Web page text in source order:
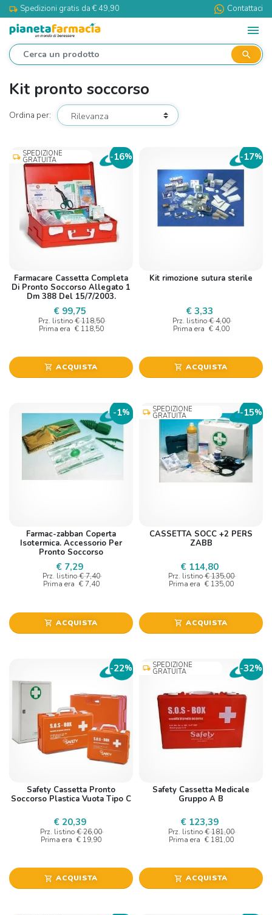
local_shipping Spedizioni gratis da € 49,90 Contattaci
menu
search
Kit pronto soccorso
Ordina per:
local_shipping SPEDIZIONE
GRATUITA -16%
Farmacare Cassetta Completa
Di Pronto Soccorso Allegato 1
Dm 388 Del 15/7/2003.
€ 99,75
Prz. listino € 118,50
Prima era € 118,50
shopping_cart ACQUISTA
-17%
Kit rimozione sutura sterile
€ 3,33
Prz. listino € 4,00
Prima era € 4,00
shopping_cart ACQUISTA
-1%
Farmac-zabban Coperta
Isotermica. Accessorio Per
Pronto Soccorso
€ 7,29
Prz. listino € 7,40
Prima era € 7,40
shopping_cart ACQUISTA
local_shipping SPEDIZIONE
GRATUITA -15%
CASSETTA SOCC +2 PERS
ZABB
€ 114,80
Prz. listino € 135,00
Prima era € 135,00
shopping_cart ACQUISTA
-22%
Safety Cassetta Pronto
Soccorso Plastica Vuota Tipo C
€ 20,39
Prz. listino € 26,00
Prima era € 19,90
shopping_cart ACQUISTA
local_shipping SPEDIZIONE
GRATUITA -32%
Safety Cassetta Medicale
Gruppo A B
€ 123,39
Prz. listino € 181,00
Prima era € 181,00
shopping_cart ACQUISTA